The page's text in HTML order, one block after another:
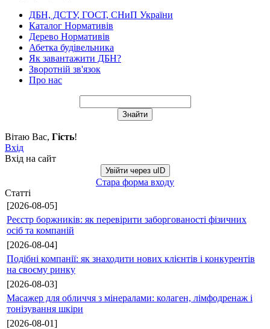
ДБН, ДСТУ, ГОСТ, СНиП України
Каталог Нормативів
Дерево Нормативів
Абетка будівельника
Як завантажити ДБН?
Зворотній зв'язок
Про нас
Вітаю Вас, Гість!
Вхід
Вхід на сайт
Увійти через uID
Стара форма входу
Статті
[2026-08-05]
Реєстр боржників: як перевірити заборгованості фізичних
осіб та компаній
[2026-08-04]
Подібні компанії: як знаходити нових клієнтів і конкурентів
на своєму ринку
[2026-08-03]
Масажер для обличчя з мінералами: колаген, лімфодренаж і
тонізування шкіри
[2026-08-01]